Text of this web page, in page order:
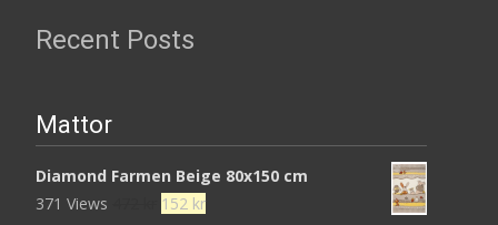
Recent Posts
Mattor
Diamond Farmen Beige 80x150 cm
371 Views
Det
152 krDet